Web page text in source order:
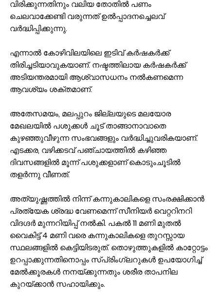
വിരിക്കുന്നതിനും വലിയ തോതിൽ പണം
ചെലവാക്കേണ്ടി വരുന്നത് ഉൽപ്പാദനച്ചെലവ്
വർദ്ധിപ്പിക്കുന്നു.
എന്നാൽ കോഴിവിലയിലെ ഇടിവ് കർഷകർക്ക്
തിരിച്ചടിയാവുകയാണ്. നഷ്ടത്തിലായ കർഷകർക്ക്
അടിയന്തരമായി ആശ്വാസധനം നൽകണമെന്ന
ആവശ്യം ശക്തമാണ്.
അതേസമയം, മലപ്പുറം ജില്ലയുടെ മലയോര
മേഖലയിൽ പശുക്കൾ ചൂട് താങ്ങാനാവാതെ
കുഴഞ്ഞുവീഴുന്ന സംഭവങ്ങളും വർദ്ധിച്ചുവരികയാണ്.
എടക്കര, വഴിക്കടവ് പഞ്ചായത്തിൽ കഴിഞ്ഞ
ദിവസങ്ങളിൽ മൂന്ന് പശുക്കളാണ് കൊടുംചൂടിൽ
തളർന്നു വീണത്.
അത്യുഷ്ണത്തിൽ നിന്ന് കന്നുകാലികളെ സംരക്ഷിക്കാൻ
പ്രത്യേക ശ്രദ്ധ വേണമെന്ന് സീനിയർ വെറ്ററിനറി
വിദഗ്ദർ മുന്നറിയിപ്പ് നൽകി. പകൽ 11 മണി മുതൽ
വൈകിട്ട് 4 മണി വരെ കന്നുകാലികളെ തുറസ്സായ
സ്ഥലങ്ങളിൽ കെട്ടിയിടരുത്. തൊഴുത്തുകളിൽ കാറ്റോട്ടം
ഉറപ്പാക്കുന്നതിനൊപ്പം സ്പ്രിംഗ്ലറുകൾ ഉപയോഗിച്ച്
മേൽക്കൂരകൾ നനയ്ക്കുന്നതും ശരീര താപനില
കുറയ്ക്കാൻ സഹായിക്കും.